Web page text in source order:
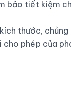
bảo tiết kiệm
thước,
cho phép của